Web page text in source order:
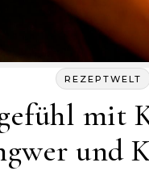
REZEPTWELT
mit
und